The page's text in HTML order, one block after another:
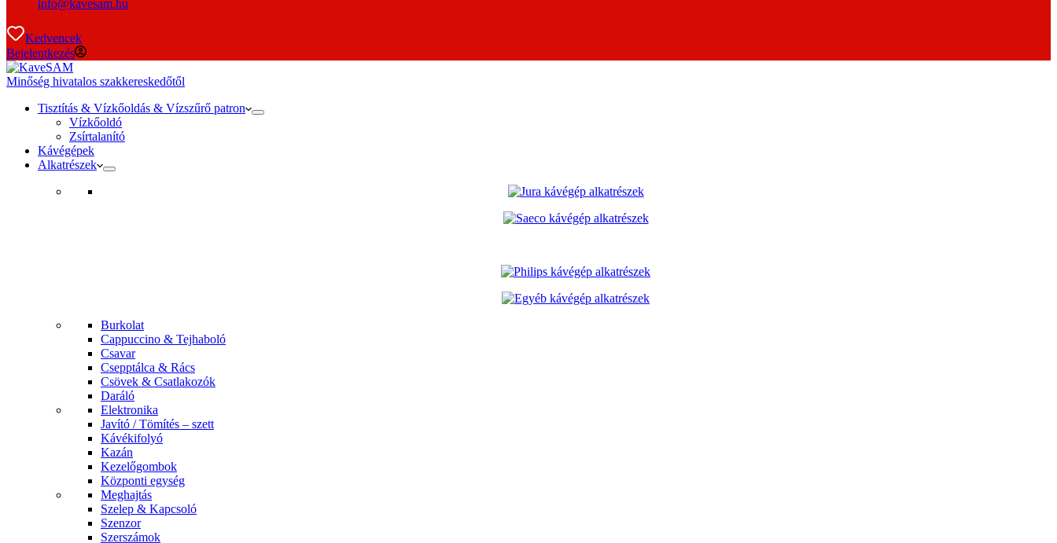
info@kavesam.hu
Kedvencek
Bejelentkezés
Minőség hivatalos szakkereskedőtől
Tisztítás & Vízkőoldás & Vízszűrő patron
Vízkőoldó
Zsírtalanító
Kávégépek
Alkatrészek
Burkolat
Cappuccino & Tejhaboló
Csavar
Csepptálca & Rács
Csövek & Csatlakozók
Daráló
Elektronika
Javító / Tömítés – szett
Kávékifolyó
Kazán
Kezelőgombok
Központi egység
Meghajtás
Szelep & Kapcsoló
Szenzor
Szerszámok